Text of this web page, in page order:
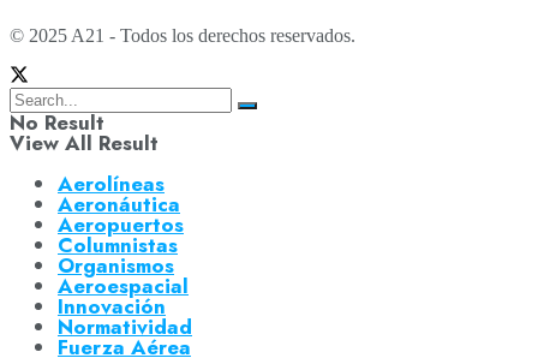
© 2025 A21 - Todos los derechos reservados.
No Result
View All Result
Aerolíneas
Aeronáutica
Aeropuertos
Columnistas
Organismos
Aeroespacial
Innovación
Normatividad
Fuerza Aérea